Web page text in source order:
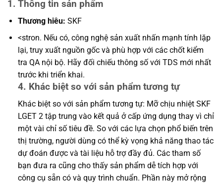
1. Thông tin sản phẩm
Thương hiêu: SKF
<stron. Nếu có, công nghệ sản xuất nhấn mạnh tính lặp
lại, truy xuất nguồn gốc và phù hợp với các chốt kiểm
tra QA nội bộ. Hãy đối chiếu thông số với TDS mới nhất
trước khi triển khai.
4. Khác biệt so với sản phẩm tương tự
Khác biệt so với sản phẩm tương tự: Mỡ chịu nhiệt SKF
LGET 2 tập trung vào kết quả ở cấp ứng dụng thay vì chỉ
một vài chỉ số tiêu đề. So với các lựa chọn phổ biến trên
thị trường, người dùng có thể kỳ vọng khả năng thao tác
dự đoán được và tài liệu hỗ trợ đầy đủ. Các tham số
bạn đưa ra cũng cho thấy sản phẩm dễ tích hợp với
công cụ sẵn có và quy trình chuẩn. Phần này mở rộng